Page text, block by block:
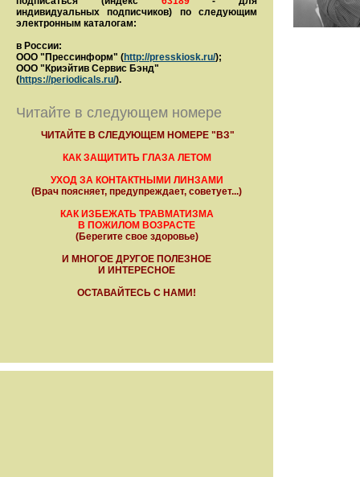
индивидуальных подписчиков) по следующим
электронным каталогам:
в России:
ООО "Прессинформ" (http://presskiosk.ru/);
ООО "Криэйтив Сервис Бэнд"
(https://periodicals.ru/).
Читайте в следующем номере
ЧИТАЙТЕ В СЛЕДУЮЩЕМ НОМЕРЕ "ВЗ"
КАК ЗАЩИТИТЬ ГЛАЗА ЛЕТОМ
УХОД ЗА КОНТАКТНЫМИ ЛИНЗАМИ
(Врач поясняет, предупреждает, советует...)
КАК ИЗБЕЖАТЬ ТРАВМАТИЗМА
В ПОЖИЛОМ ВОЗРАСТЕ
(Берегите свое здоровье)
И МНОГОЕ ДРУГОЕ ПОЛЕЗНОЕ
И ИНТЕРЕСНОЕ
ОСТАВАЙТЕСЬ С НАМИ!